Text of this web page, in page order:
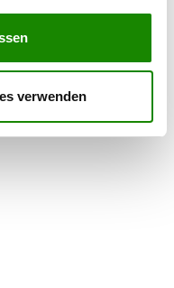
verwenden